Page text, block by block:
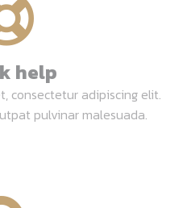
help
consectetur adipiscing elit.
pulvinar malesuada.